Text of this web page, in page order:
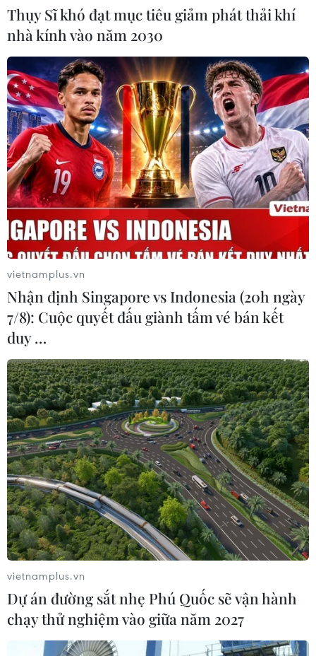
Quốc hội Pháp đã thông qua việc cắt giảm
một loạt phúc lợi
09/07/2014 13:32
Bất chấp việc 33 đại biểu đảng Xã hội bỏ phiếu trắng,
Quốc hội Pháp ngày 8/7 đã thông qua việc cắt giảm
một loạt phúc lợi năm 2014.
Thụy Sĩ khó đạt mục tiêu giảm phát thải khí
nhà kính vào năm 2030
vietnamplus.vn
Nhận định Singapore vs Indonesia (20h ngày
7/8): Cuộc quyết đấu giành tấm vé bán kết
duy …
vietnamplus.vn
Dự án đường sắt nhẹ Phú Quốc sẽ vận hành
chạy thử nghiệm vào giữa năm 2027